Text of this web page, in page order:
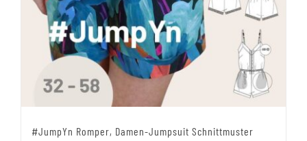
#JumpYn Romper, Damen-Jumpsuit Schnittmuster